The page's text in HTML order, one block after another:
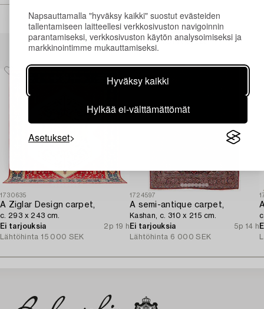
Napsauttamalla "hyväksy kaikki" suostut evästeiden
tallentamiseen laitteellesi verkkosivuston navigoinnin
parantamiseksi, verkkosivuston käytön analysoimiseksi ja
markkinointimme mukauttamiseksi.
Hyväksy kaikki
Hylkää ei-välttämättömät
Asetukset
Muiden katsomia kohteita
1730635
A Ziglar Design carpet,
c. 293 x 243 cm.
Ei tarjouksia
2p 19 h
Lähtöhinta 15 000 SEK
1724597
A semi-antique carpet,
Kashan, c. 310 x 215 cm.
Ei tarjouksia
5p 14 h
Lähtöhinta 6 000 SEK